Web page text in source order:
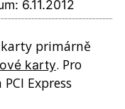
6.11.2012
primárně
karty. Pro
Express